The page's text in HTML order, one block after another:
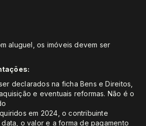
aluguel, os imóveis devem ser
declarados na ficha Bens e Direitos,
e eventuais reformas. Não é o
em 2024, o contribuinte
o valor e a forma de pagamento